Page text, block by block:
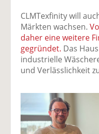
CLMTexfinity will
Märkten wachsen.
daher eine weitere
gegründet. Das
industrielle
und Verlässlichkeit